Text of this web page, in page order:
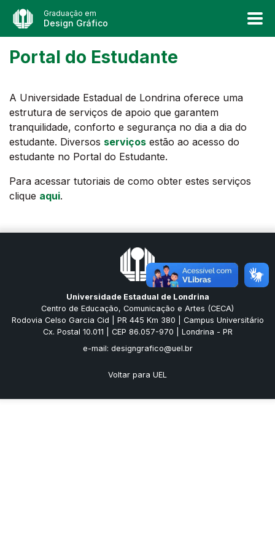
Graduação em
Design Gráfico
Portal do Estudante
A Universidade Estadual de Londrina oferece uma
estrutura de serviços de apoio que garantem
tranquilidade, conforto e segurança no dia a dia do
estudante. Diversos serviços estão ao acesso do
estudante no Portal do Estudante.
Para acessar tutoriais de como obter estes serviços
clique aqui.
Universidade Estadual de Londrina
Centro de Educação, Comunicação e Artes (CECA)
Rodovia Celso Garcia Cid | PR 445 Km 380 | Campus Universitário
Cx. Postal 10.011 | CEP 86.057-970 | Londrina - PR
e-mail: designgrafico@uel.br
Voltar para UEL